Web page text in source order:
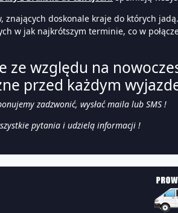
doskonale kraje do których
w jak najkrótszym terminie, co w
ze względu na
przed każdym
zadzwonić, wysłać maila lub SMS !
pytania i udzielą informacji !